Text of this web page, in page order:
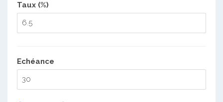
Taux (%)
Echéance